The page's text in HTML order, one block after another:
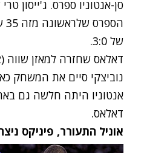
של 3:0.
דאלאס.
אוניל התעורר, פיניקס